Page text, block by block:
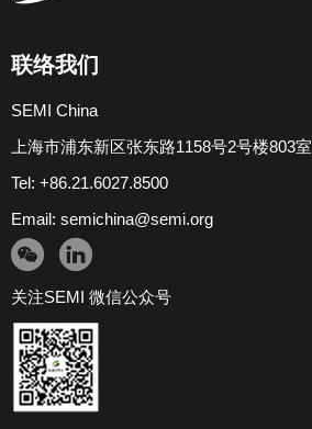
联络我们
SEMI China
上海市浦东新区张东路1158号2号楼803室
Tel: +86.21.6027.8500
Email: semichina@semi.org
关注SEMI 微信公众号